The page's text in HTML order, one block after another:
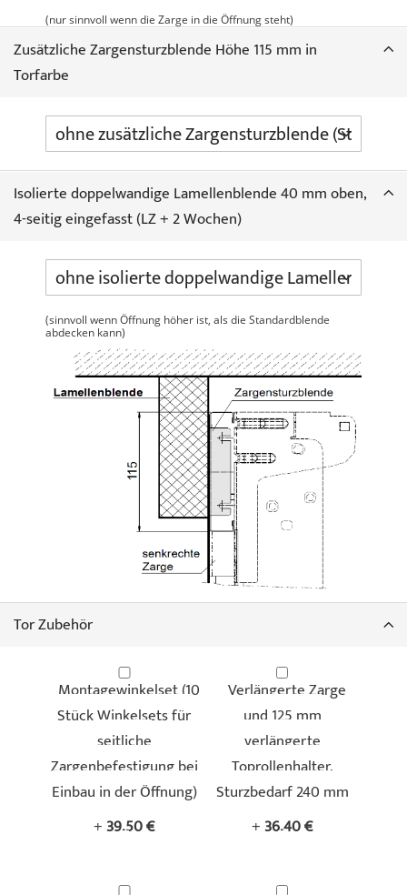
(nur sinnvoll wenn die Zarge in die Öffnung steht)
Zusätzliche Zargensturzblende Höhe 115 mm in
Torfarbe
Isolierte doppelwandige Lamellenblende 40 mm oben,
4-seitig eingefasst (LZ + 2 Wochen)
(sinnvoll wenn Öffnung höher ist, als die Standardblende
abdecken kann)
Tor Zubehör
Montagewinkelset (10
Stück Winkelsets für
seitliche
Zargenbefestigung bei
Einbau in der Öffnung)
+39,50 €
Verlängerte Zarge
und 125 mm
verlängerte
Toprollenhalter,
Sturzbedarf 240 mm
+36,40 €